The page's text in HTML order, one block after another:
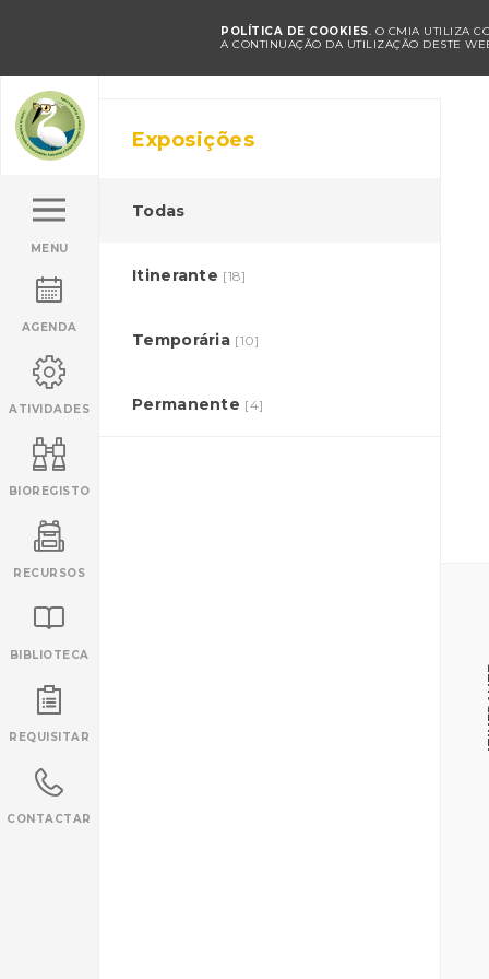
POLÍTICA DE COOKIES. O CMIA UTILIZA
A CONTINUAÇÃO DA UTILIZAÇÃO DESTE
MENU
AGENDA
ATIVIDADES
BIOREGISTO
RECURSOS
BIBLIOTECA
REQUISITAR
CONTACTAR
Exposições
Todas
Itinerante [18]
Temporária [10]
Permanente [4]